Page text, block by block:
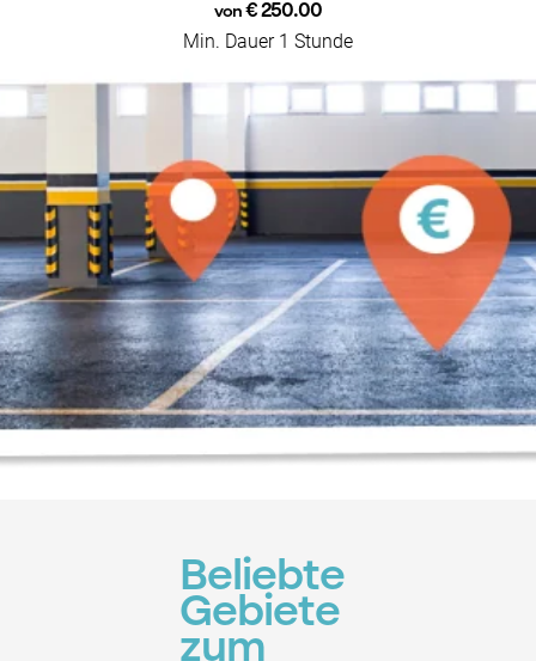
von€ 250.00
Min. Dauer 1 Stunde
Beliebte
Gebiete
zum